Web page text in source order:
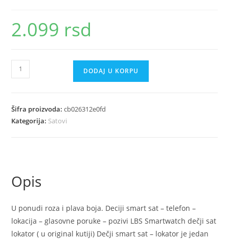
2.099 rsd
Satic
smartic
sat
telefon
količina
DODAJ U KORPU
Šifra proizvoda:cb026312e0fd
Kategorija: Satovi
Opis
U ponudi roza i plava boja. Deciji smart sat – telefon –
lokacija – glasovne poruke – pozivi LBS Smartwatch dečji sat
lokator ( u original kutiji) Dečji smart sat – lokator je jedan